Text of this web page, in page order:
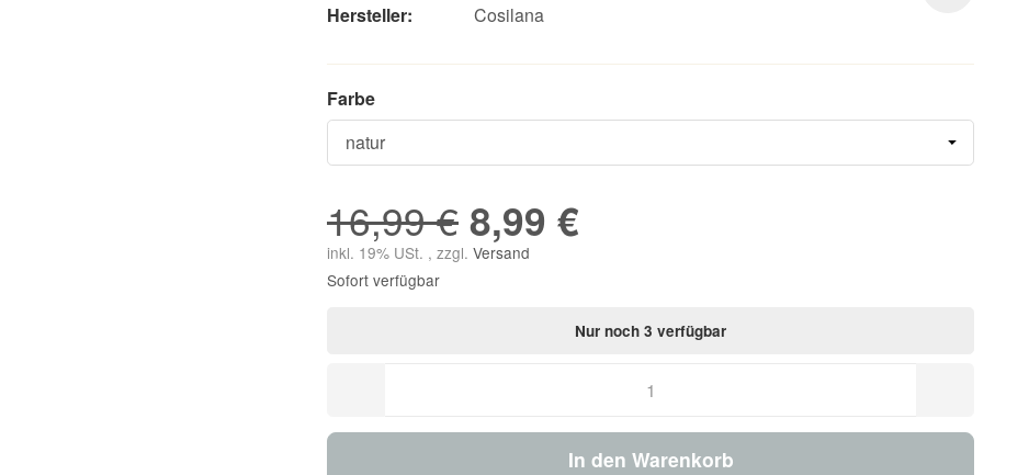
Hersteller:
Cosilana
Farbe
16,99 € 8,99 €
inkl. 19% USt. , zzgl. Versand
Sofort verfügbar
Nur noch 3 verfügbar
In den Warenkorb